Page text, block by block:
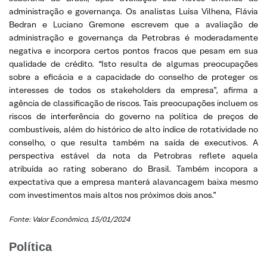
administração e governança. Os analistas Luísa Vilhena, Flávia
Bedran e Luciano Gremone escrevem que a avaliação de
administração e governança da Petrobras é moderadamente
negativa e incorpora certos pontos fracos que pesam em sua
qualidade de crédito. “Isto resulta de algumas preocupações
sobre a eficácia e a capacidade do conselho de proteger os
interesses de todos os stakeholders da empresa”, afirma a
agência de classificação de riscos. Tais preocupações incluem os
riscos de interferência do governo na política de preços de
combustíveis, além do histórico de alto índice de rotatividade no
conselho, o que resulta também na saída de executivos. A
perspectiva estável da nota da Petrobras reflete aquela
atribuída ao rating soberano do Brasil. Também incopora a
expectativa que a empresa manterá alavancagem baixa mesmo
com investimentos mais altos nos próximos dois anos.”
Fonte: Valor Econômico, 15/01/2024
Política